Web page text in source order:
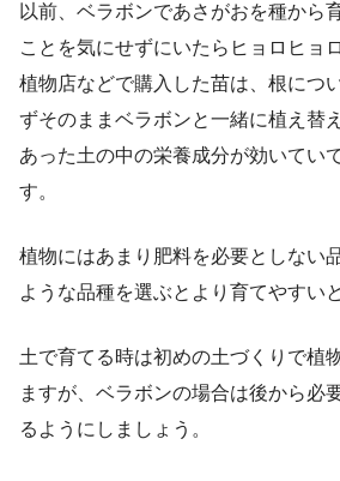
以前、ベラボンであさがおを種から
ことを気にせずにいたらヒョロヒョ
植物店などで購入した苗は、根につ
ずそのままベラボンと一緒に植え替
あった土の中の栄養成分が効いてい
す。
植物にはあまり肥料を必要としない
ような品種を選ぶとより育てやすい
土で育てる時は初めの土づくりで植
ますが、ベラボンの場合は後から必
るようにしましょう。